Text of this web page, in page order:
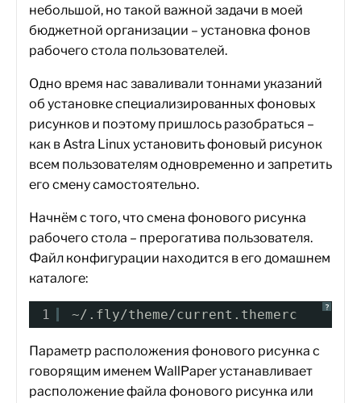
небольшой, но такой важной задачи в моей
бюджетной организации – установка фонов
рабочего стола пользователей.
Одно время нас заваливали тоннами указаний
об установке специализированных фоновых
рисунков и поэтому пришлось разобраться –
как в Astra Linux установить фоновый рисунок
всем пользователям одновременно и запретить
его смену самостоятельно.
Начнём с того, что смена фонового рисунка
рабочего стола – прерогатива пользователя.
Файл конфигурации находится в его домашнем
каталоге:
?
1 ~/.fly/theme/current.themerc
Параметр расположения фонового рисунка с
говорящим именем WallPaper устанавливает
расположение файла фонового рисунка или